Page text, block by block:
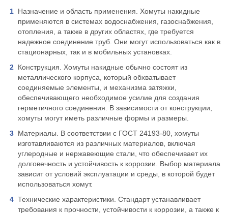
Назначение и область применения. Хомуты накидные
применяются в системах водоснабжения, газоснабжения,
отопления, а также в других областях, где требуется
надежное соединение труб. Они могут использоваться как в
стационарных, так и в мобильных установках.
Конструкция. Хомуты накидные обычно состоят из
металлического корпуса, который обхватывает
соединяемые элементы, и механизма затяжки,
обеспечивающего необходимое усилие для создания
герметичного соединения. В зависимости от конструкции,
хомуты могут иметь различные формы и размеры.
Материалы. В соответствии с ГОСТ 24193-80, хомуты
изготавливаются из различных материалов, включая
углеродные и нержавеющие стали, что обеспечивает их
долговечность и устойчивость к коррозии. Выбор материала
зависит от условий эксплуатации и среды, в которой будет
использоваться хомут.
Технические характеристики. Стандарт устанавливает
требования к прочности, устойчивости к коррозии, а также к